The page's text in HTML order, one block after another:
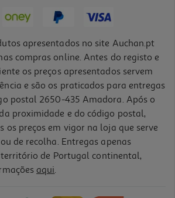
apresentados no site Auchan.pt
compras online. Antes do registo e
os preços apresentados servem
e são os praticados para entregas
postal 2650-435 Amadora. Após o
proximidade e do código postal,
os preços em vigor na loja que serve
de recolha. Entregas apenas
de Portugal continental,
aqui.